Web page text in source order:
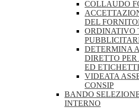
COLLAUDO
DEL
ORDINATIVO
DETERMINA
DIRETTO
ED
VIDEATA
CONSIP
BANDO
INTERNO